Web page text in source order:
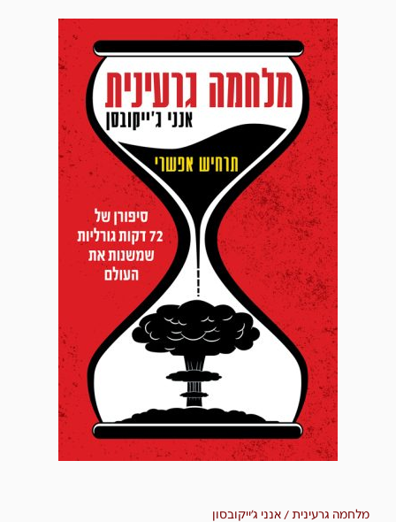
מלחמה גרעינית / אנני ג'ייקובסון